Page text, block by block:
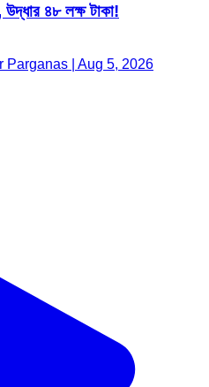
উদ্ধার ৪৮ লক্ষ টাকা!
Parganas | Aug 5, 2026